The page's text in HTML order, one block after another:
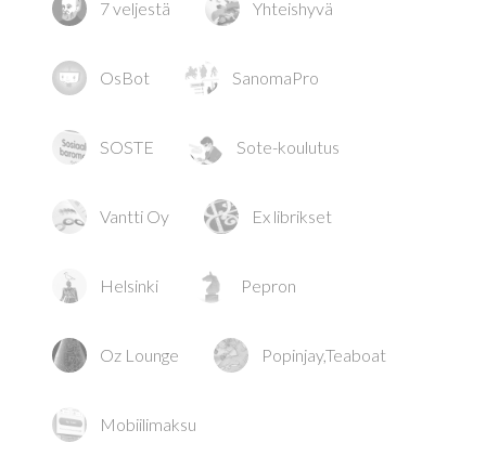
7 veljestä Yhteishyvä
OsBot SanomaPro
SOSTE Sote-koulutus
Vantti Oy Ex librikset
Helsinki Pepron
Oz Lounge Popinjay,Teaboat
Mobiilimaksu